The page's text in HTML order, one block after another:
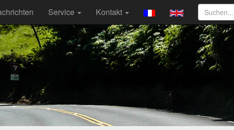
Service Kontakt